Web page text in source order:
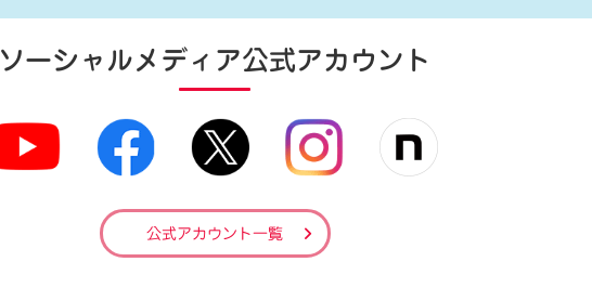
ソーシャルメディア公式アカウント
公式アカウント一覧